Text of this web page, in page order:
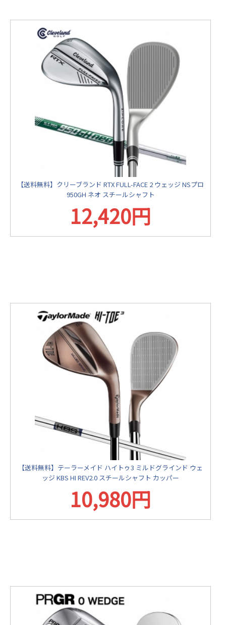
【送料無料】クリーブランド RTX FULL-FACE 2 ウェッジ NSプロ
950GH ネオ スチールシャフト
12,420円
【送料無料】テーラーメイド ハイトゥ3 ミルドグラインド ウェ
ッジ KBS HI REV2.0 スチールシャフト カッパー
10,980円